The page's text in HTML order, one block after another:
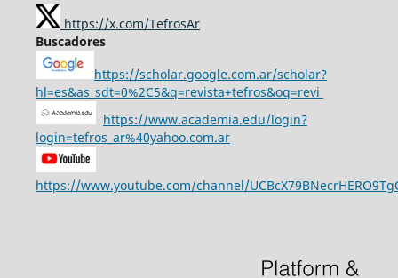
https://x.com/TefrosAr
Buscadores
https://scholar.google.com.ar/scholar?
hl=es&as_sdt=0%2C5&q=revista+tefros&oq=revi
https://www.academia.edu/login?
login=tefros_ar%40yahoo.com.ar
https://www.youtube.com/channel/